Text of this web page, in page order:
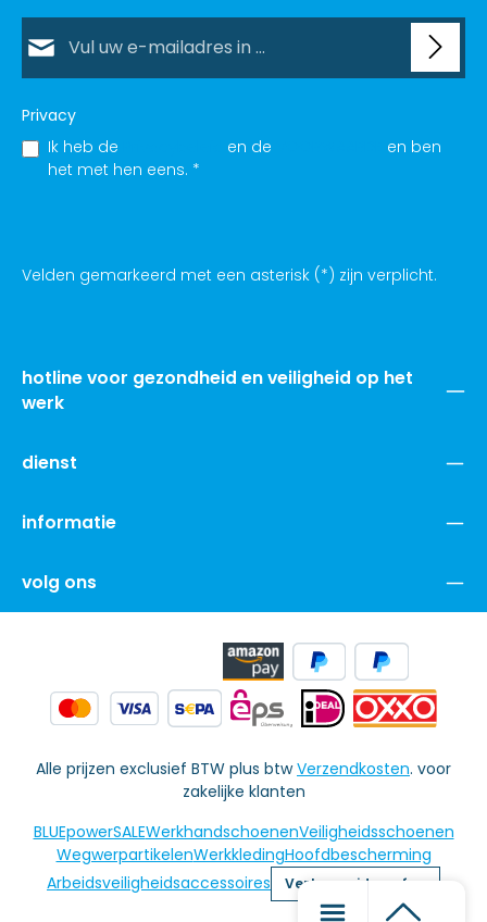
Privacy
Ik heb de
en de
en ben
het met hen eens. *
Velden gemarkeerd met een asterisk (*) zijn verplicht.
hotline voor gezondheid en veiligheid op het
werk
dienst
informatie
volg ons
Alle prijzen exclusief BTW plus btwVerzendkosten. voor
zakelijke klanten
BLUEpowerSALEWerkhandschoenenVeiligheidsschoenen
WegwerpartikelenWerkkledingHoofdbescherming
Arbeidsveiligheidsaccessoires
Vertrag widerrufen